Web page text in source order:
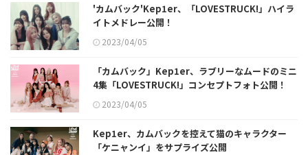
'カムバック'Kep1er、「LOVESTRUCK!」ハイラ
イトメドレー公開！
2023/04/05
「カムバック」Kep1er、ラブリーなムードのミニ
4集「LOVESTRUCK!」コンセプトフォト公開！
2023/04/05
Kep1er、カムバックを控えて猫のキャラクター
「ケニャンイ」をサプライズ公開